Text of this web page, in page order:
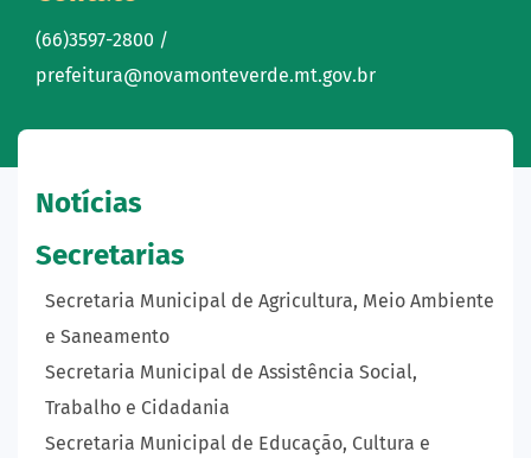
(66)3597-2800 /
prefeitura@novamonteverde.mt.gov.br
Notícias
Secretarias
Secretaria Municipal de Agricultura, Meio Ambiente
e Saneamento
Secretaria Municipal de Assistência Social,
Trabalho e Cidadania
Secretaria Municipal de Educação, Cultura e